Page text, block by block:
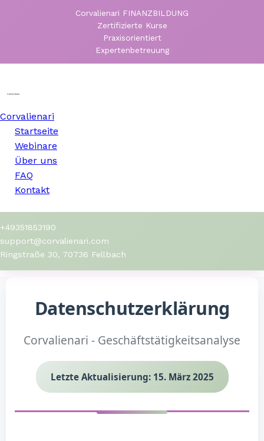
Corvalienari FINANZBILDUNG
Zertifizierte Kurse
Praxisorientiert
Expertenbetreuung
Corvalienari
Startseite
Webinare
Über uns
FAQ
Kontakt
+49351853190
support@corvalienari.com
Ringstraße 30, 70736 Fellbach
Datenschutzerklärung
Corvalienari - Geschäftstätigkeitsanalyse
Letzte Aktualisierung: 15. März 2025